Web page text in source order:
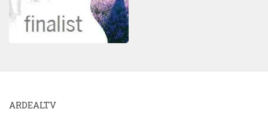
ARDEALTV